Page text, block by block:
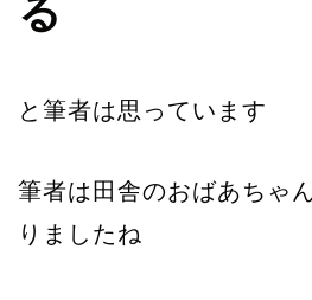
る
と筆者は思っています
筆者は田舎のおばあちゃ
りましたね